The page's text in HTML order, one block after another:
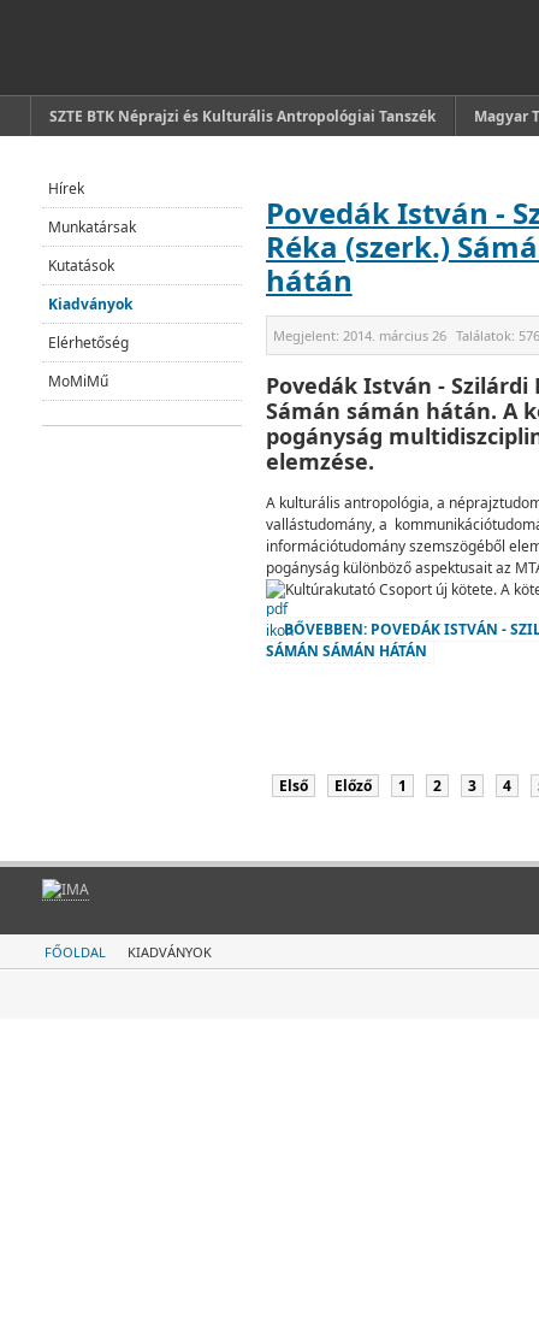
SZTE BTK Néprajzi és Kulturális Antropológiai Tanszék Magyar
Povedák István -
Réka (szerk.)
hátán
Megjelent: 2014. március 26 Találatok:
Povedák István - Szilárdi
Sámán sámán hátán. A
pogányság
elemzése.
A kulturális antropológia, a
vallástudomány, a
információtudomány szemszögéből
pogányság különböző aspektusait az
Kultúrakutató Csoport új kötete. A
BŐVEBBEN: POVEDÁK ISTVÁN -
SÁMÁN SÁMÁN HÁTÁN
Első Előző 1 2 3 4
Hírek
Munkatársak
Kutatások
Kiadványok
Elérhetőség
MoMiMű
FŐOLDAL KIADVÁNYOK